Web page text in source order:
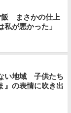
飯 まさかの仕上
が悪かった」
い地域 子供たち
』の表情に吹き出